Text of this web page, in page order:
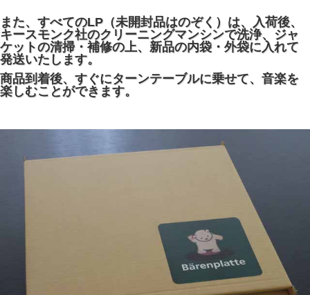
また、すべてのLP（未開封品はのぞく）は、入荷後、
キースモンク社のクリーニングマンシンで洗浄、ジャ
ケットの清掃・補修の上、新品の内袋・外袋に入れて
発送いたします。
商品到着後、すぐにターンテーブルに乗せて、音楽を
楽しむことができます。